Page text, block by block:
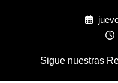
Sigue nuestras